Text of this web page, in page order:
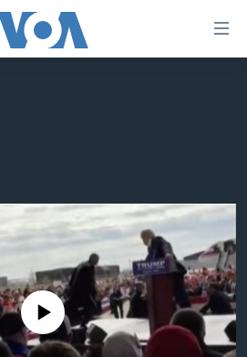
ສະຫະລັດ 2024
currently available